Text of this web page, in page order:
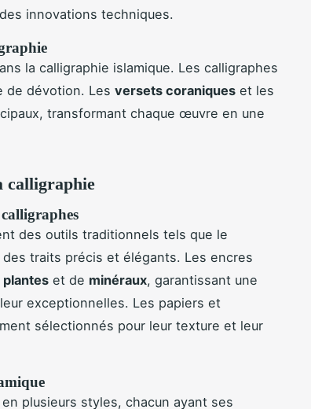
innovations techniques.
la calligraphie islamique. Les calligraphes
de dévotion. Les versets coraniques et les
transformant chaque œuvre en une
calligraphie
des outils traditionnels tels que le
traits précis et élégants. Les encres
plantes et de minéraux, garantissant une
exceptionnelles. Les papiers et
sélectionnés pour leur texture et leur
plusieurs styles, chacun ayant ses